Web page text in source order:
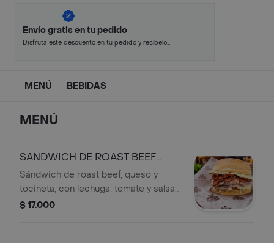
Envío gratis en tu pedido
Disfruta este descuento en tu pedido y recíbelo
MENÚ BEBIDAS
MENÚ
SANDWICH DE ROAST BEEF
QUESO TOCINETA
Sándwich de roast beef, queso y
tocineta, con lechuga, tomate y salsa,
en pan con semillas de sésamo.
$ 17.000